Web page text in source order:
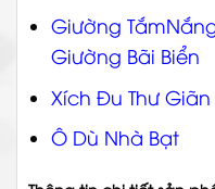
Giường
Giường Bãi Biển
Xích Đu Thư Giãn
Ô Dù Nhà Bạt